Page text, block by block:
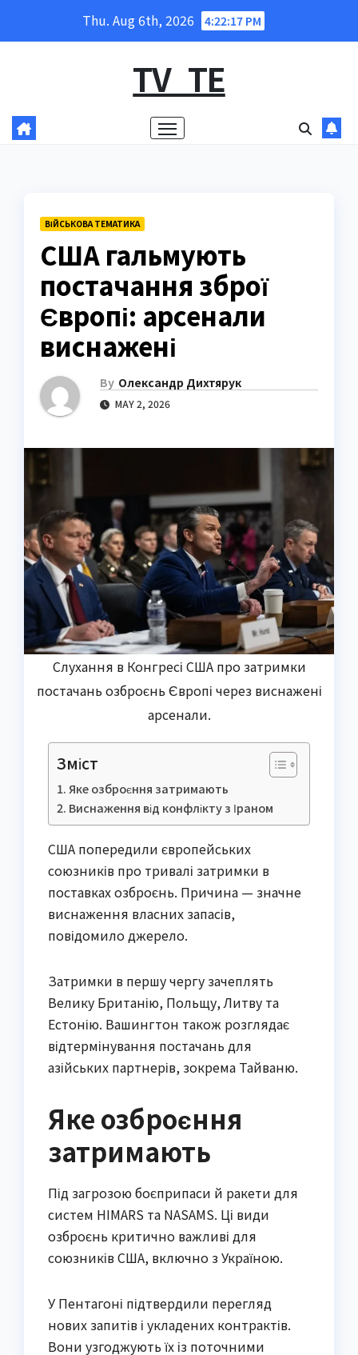
Thu. Aug 6th, 2026 4:22:18 PM
TV_TE
ВІЙСЬКОВА ТЕМАТИКА
США гальмують
постачання зброї
Європі: арсенали
виснажені
By Олександр Дихтярук
MAY 2, 2026
Слухання в Конгресі США про затримки
постачань озброєнь Європі через виснажені
арсенали.
Зміст
Яке озброєння затримають
Виснаження від конфлікту з Іраном
США попередили європейських
союзників про тривалі затримки в
поставках озброєнь. Причина — значне
виснаження власних запасів,
повідомило джерело.
Затримки в першу чергу зачеплять
Велику Британію, Польщу, Литву та
Естонію. Вашингтон також розглядає
відтермінування постачань для
азійських партнерів, зокрема Тайваню.
Яке озброєння
затримають
Під загрозою боєприпаси й ракети для
систем HIMARS та NASAMS. Ці види
озброєнь критично важливі для
союзників США, включно з Україною.
У Пентагоні підтвердили перегляд
нових запитів і укладених контрактів.
Вони узгоджують їх із поточними